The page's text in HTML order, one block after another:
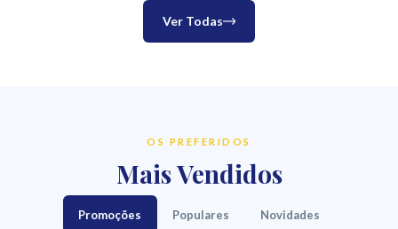
Ver Todas
OS PREFERIDOS
Mais Vendidos
Promoções Populares Novidades